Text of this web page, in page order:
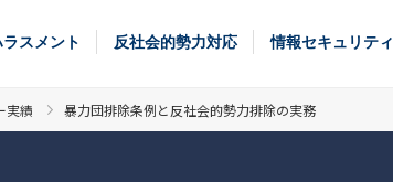
スメント 反社会的勢力対応 情報セキュリティ
実績 暴力団排除条例と反社会的勢力排除の実務